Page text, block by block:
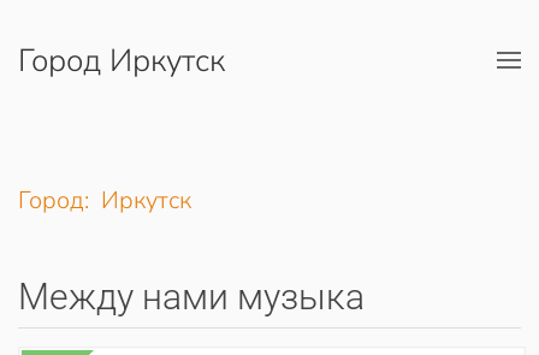
Перейти к содержимому
Город Иркутск
Город: Иркутск
Между нами музыка